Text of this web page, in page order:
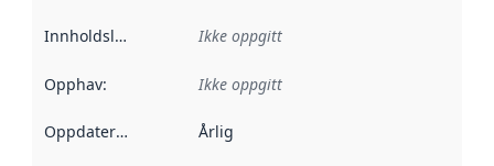
Innholdsleverandører :
Ikke oppgitt
Opphav: Ikke oppgitt
Oppdateringsfrekvens :
Årlig